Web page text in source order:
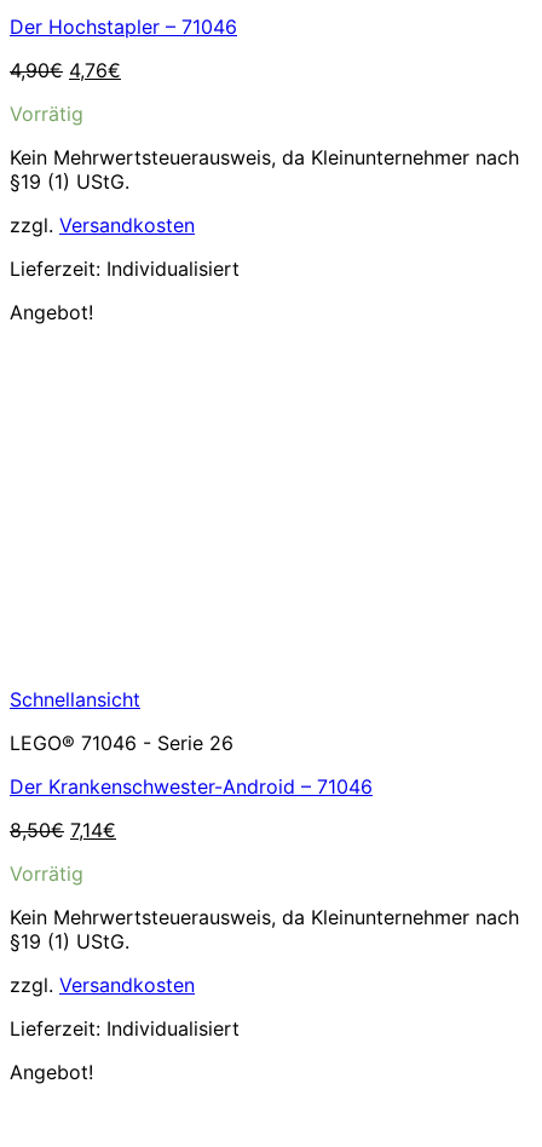
Der Hochstapler – 71046
4,90€ Ursprünglicher
war:
4,76€
Vorrätig
Kein Mehrwertsteuerausweis, da Kleinunternehmer nach
§19 (1) UStG.
zzgl. Versandkosten
Lieferzeit: Individualisiert
Angebot!
Schnellansicht
LEGO® 71046 - Serie 26
Der Krankenschwester-Android – 71046
8,50€ Ursprünglicher
war:
7,14€
Vorrätig
Kein Mehrwertsteuerausweis, da Kleinunternehmer nach
§19 (1) UStG.
zzgl. Versandkosten
Lieferzeit: Individualisiert
Angebot!